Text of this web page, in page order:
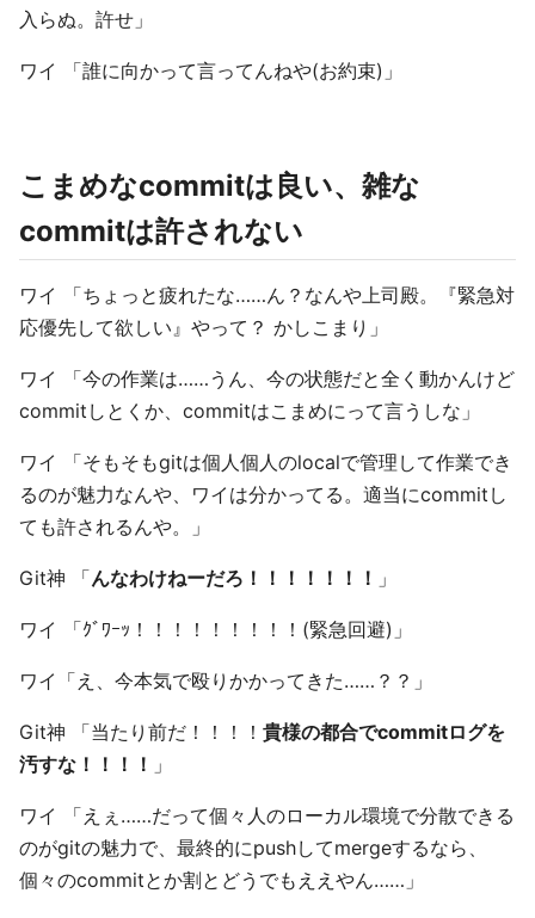
入らぬ。許せ」
ワイ 「誰に向かって言ってんねや(お約束)」
こまめなcommitは良い、雑な
commitは許されない
ワイ 「ちょっと疲れたな……ん？なんや上司殿。『緊急対
応優先して欲しい』やって？ かしこまり」
ワイ 「今の作業は……うん、今の状態だと全く動かんけど
commitしとくか、commitはこまめにって言うしな」
ワイ 「そもそもgitは個人個人のlocalで管理して作業でき
るのが魅力なんや、ワイは分かってる。適当にcommitし
ても許されるんや。」
Git神 「んなわけねーだろ！！！！！！！ 」
ワイ 「ｸﾞﾜｰｯ！！！！！！！！！(緊急回避)」
ワイ「え、今本気で殴りかかってきた……？？」
Git神 「当たり前だ！！！！ 貴様の都合でcommitログを
汚すな！！！！ 」
ワイ 「えぇ……だって個々人のローカル環境で分散できる
のがgitの魅力で、最終的にpushしてmergeするなら、
個々のcommitとか割とどうでもええやん……」